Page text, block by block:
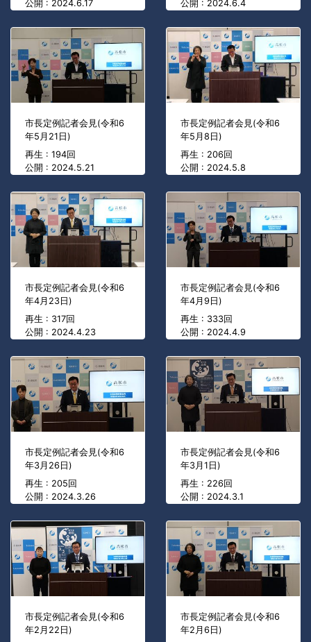
公開 : 2024.6.17 公開 : 2024.6.4
市長定例記者会見(令和6
年5月21日)
再生 : 194回
公開 : 2024.5.21
市長定例記者会見(令和6
年5月8日)
再生 : 206回
公開 : 2024.5.8
市長定例記者会見(令和6
年4月23日)
再生 : 317回
公開 : 2024.4.23
市長定例記者会見(令和6
年4月9日)
再生 : 333回
公開 : 2024.4.9
市長定例記者会見(令和6
年3月26日)
再生 : 205回
公開 : 2024.3.26
市長定例記者会見(令和6
年3月1日)
再生 : 226回
公開 : 2024.3.1
市長定例記者会見(令和6
年2月22日)
市長定例記者会見(令和6
年2月6日)